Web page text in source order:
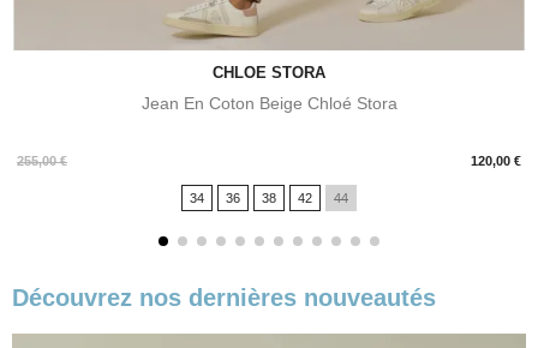
CHLOE STORA
Jean En Coton Beige Chloé Stora
255,00 € 120,00 €
Prix
34 36 38 42 44
Découvrez nos dernières nouveautés